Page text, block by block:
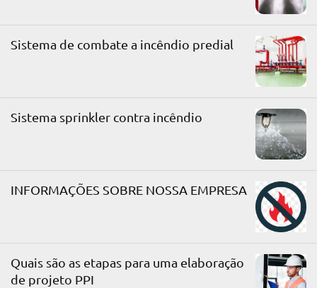
Sistema de combate a incêndio predial
Sistema sprinkler contra incêndio
INFORMAÇÕES SOBRE NOSSA EMPRESA
Quais são as etapas para uma elaboração
de projeto PPI